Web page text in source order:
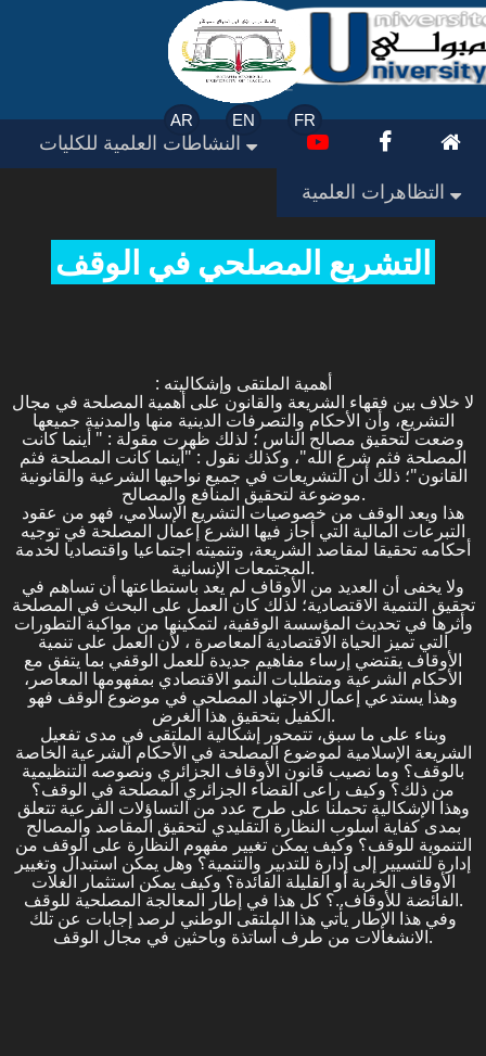
AR EN FR
التشريع المصلحي في الوقف
: أهمية الملتقى وإشكاليته
لا خلاف بين فقهاء الشريعة والقانون على أهمية المصلحة في مجال
التشريع، وأن الأحكام والتصرفات الدينية منها والمدنية جميعها
وضعت لتحقيق مصالح الناس ؛ لذلك ظهرت مقولة : " أينما كانت
المصلحة فثم شرع الله"، وكذلك نقول : "أينما كانت المصلحة فثم
القانون"؛ ذلك أن التشريعات في جميع نواحيها الشرعية والقانونية
موضوعة لتحقيق المنافع والمصالح.
هذا ويعد الوقف من خصوصيات التشريع الإسلامي، فهو من عقود
التبرعات المالية التي أجاز فيها الشرع إعمال المصلحة في توجيه
أحكامه تحقيقا لمقاصد الشريعة، وتنميته اجتماعيا واقتصاديا لخدمة
المجتمعات الإنسانية.
ولا يخفى أن العديد من الأوقاف لم يعد باستطاعتها أن تساهم في
تحقيق التنمية الاقتصادية؛ لذلك كان العمل على البحث في المصلحة
وأثرها في تحديث المؤسسة الوقفية، لتمكينها من مواكبة التطورات
التي تميز الحياة الاقتصادية المعاصرة ، لأن العمل على تنمية
الأوقاف يقتضي إرساء مفاهيم جديدة للعمل الوقفي بما يتفق مع
الأحكام الشرعية ومتطلبات النمو الاقتصادي بمفهومها المعاصر،
وهذا يستدعي إعمال الاجتهاد المصلحي في موضوع الوقف فهو
الكفيل بتحقيق هذا الغرض.
وبناء على ما سبق، تتمحور إشكالية الملتقى في مدى تفعيل
الشريعة الإسلامية لموضوع المصلحة في الأحكام الشرعية الخاصة
بالوقف؟ وما نصيب قانون الأوقاف الجزائري ونصوصه التنظيمية
من ذلك؟ وكيف راعى القضاء الجزائري المصلحة في الوقف؟
وهذا الإشكالية تحملنا على طرح عدد من التساؤلات الفرعية تتعلق
بمدى كفاية أسلوب النظارة التقليدي لتحقيق المقاصد والمصالح
التنموية للوقف؟ وكيف يمكن تغيير مفهوم النظارة على الوقف من
إدارة للتسيير إلى إدارة للتدبير والتنمية؟ وهل يمكن استبدال وتغيير
الأوقاف الخربة أو القليلة الفائدة؟ وكيف يمكن استثمار الغلات
الفائضة للأوقاف..؟ كل هذا في إطار المعالجة المصلحية للوقف.
وفي هذا الإطار يأتي هذا الملتقى الوطني لرصد إجابات عن تلك
الانشغالات من طرف أساتذة وباحثين في مجال الوقف.